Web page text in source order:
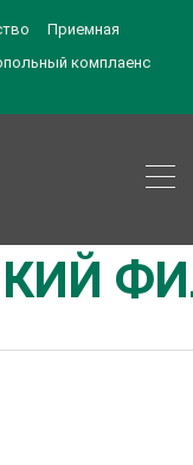
Приемная
комплаенс